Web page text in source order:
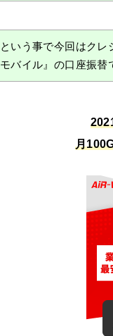
という事で今回はク
モバイル』の口座振替
月